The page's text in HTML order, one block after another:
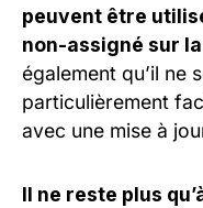
peuvent être
non-assigné sur
également qu’il ne
particulièrement
avec une mise à
Il ne reste plus